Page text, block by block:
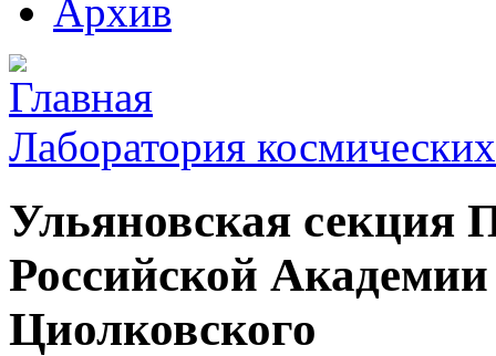
Архив
Лаборатория
Ульяновская секция
Российской
Циолковского